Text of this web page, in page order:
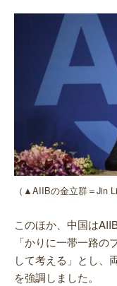
（▲AIIBの金立群＝Jin
このほか、中国は
「かりに一帯一路
して考える」とし、
を強調しました。